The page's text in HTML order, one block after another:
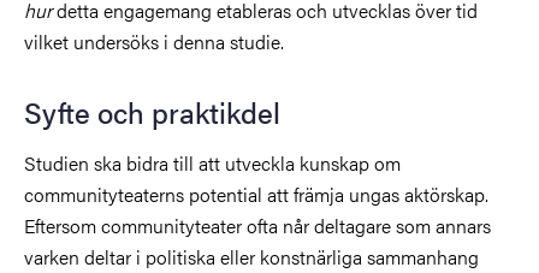
hurdetta engagemang etableras och utvecklas över tid
vilket undersöks i denna studie.
Syfte och praktikdel
Studien ska bidra till att utveckla kunskap om
communityteaterns potential att främja ungas aktörskap.
Eftersom communityteater ofta når deltagare som annars
varken deltar i politiska eller konstnärliga sammanhang